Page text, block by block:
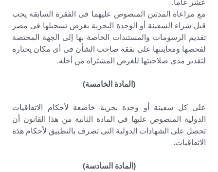
عشر عاما.
مع مراعاة المدتين المنصوص عليهما فى الفقرة السابقة يجب
قبل شراء السفينة أو الوحدة البحرية بغرض تسجيلها فى مصر
تقديم الرسومات والمستندات الخاصة بها إلى الجهة المختصة
لفحصها ومعاينتها على نفقة صاحب الشأن فى أى مكان يختاره
لتقدير مدى صلاحيتها للغرض المشتراه من أجله.
(المادة الخامسة)
على كل سفينة أو وحدة بحرية خاضعة لأحكام الاتفاقيات
الدولية المنصوص عليها فى المادة الثانية من هذا القانون أن
تحصل على الشهادات الدولية التى تصرف بالتطبيق لأحكام هذه
الاتفاقيات.
(المادة السادسة)